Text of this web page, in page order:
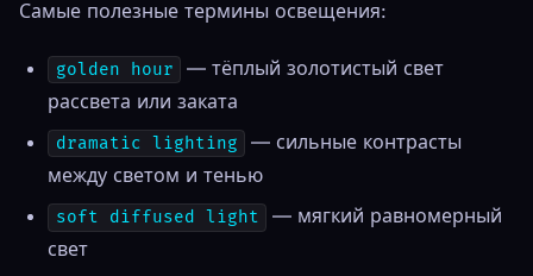
Самые полезные термины освещения:
golden hour
— тёплый золотистый свет
рассвета или заката
dramatic lighting
— сильные контрасты
между светом и тенью
soft diffused light
— мягкий равномерный
свет